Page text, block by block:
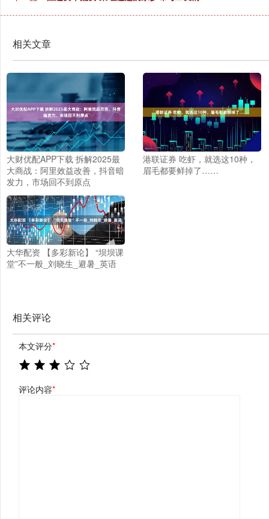
相关文章
大财优配APP下载 拆解2025最
大商战：阿里效益改善，抖音暗
发力，市场回不到原点
港联证券 吃虾，就选这10种，
眉毛都要鲜掉了……
大华配资 【多彩新论】 “坝坝课
堂”不一般_刘晓生_避暑_英语
相关评论
本文评分*
评论内容*